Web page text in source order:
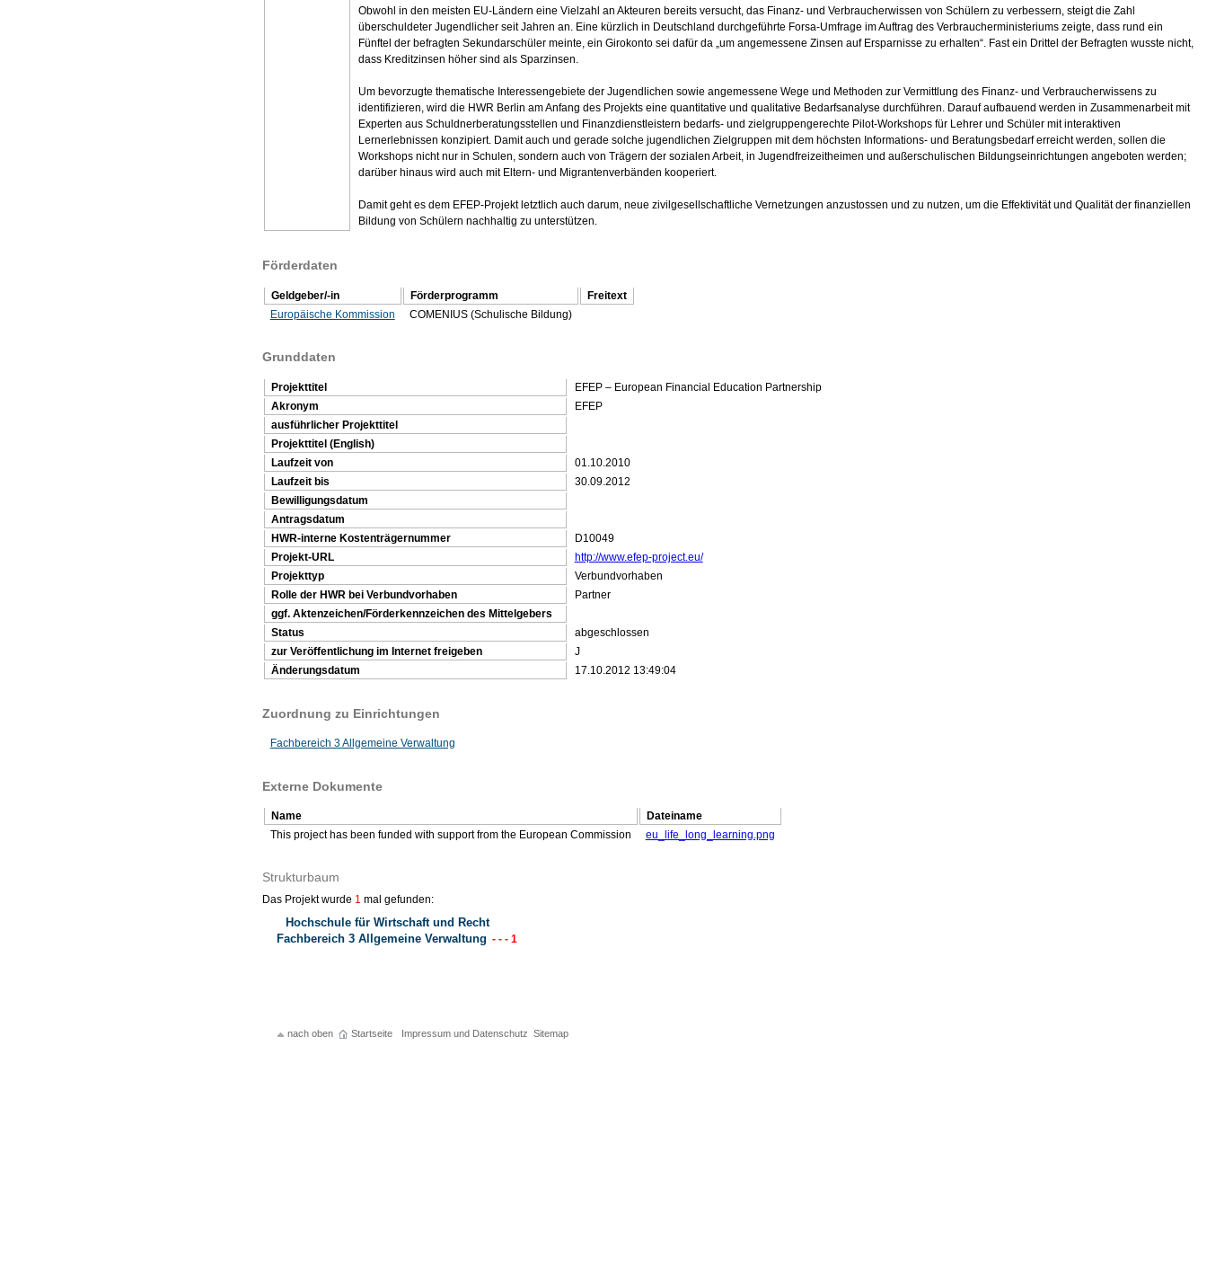
Obwohl in den meisten EU-Ländern eine Vielzahl an Akteuren bereits versucht, das Finanz- und Verbraucherwissen von Schülern zu verbessern, steigt die Zahl
überschuldeter Jugendlicher seit Jahren an. Eine kürzlich in Deutschland durchgeführte Forsa-Umfrage im Auftrag des Verbraucherministeriums zeigte, dass rund ein
Fünftel der befragten Sekundarschüler meinte, ein Girokonto sei dafür da „um angemessene Zinsen auf Ersparnisse zu erhalten“. Fast ein Drittel der Befragten wusste nicht,
dass Kreditzinsen höher sind als Sparzinsen.
Um bevorzugte thematische Interessengebiete der Jugendlichen sowie angemessene Wege und Methoden zur Vermittlung des Finanz- und Verbraucherwissens zu
identifizieren, wird die HWR Berlin am Anfang des Projekts eine quantitative und qualitative Bedarfsanalyse durchführen. Darauf aufbauend werden in Zusammenarbeit mit
Experten aus Schuldnerberatungsstellen und Finanzdienstleistern bedarfs- und zielgruppengerechte Pilot-Workshops für Lehrer und Schüler mit interaktiven
Lernerlebnissen konzipiert. Damit auch und gerade solche jugendlichen Zielgruppen mit dem höchsten Informations- und Beratungsbedarf erreicht werden, sollen die
Workshops nicht nur in Schulen, sondern auch von Trägern der sozialen Arbeit, in Jugendfreizeitheimen und außerschulischen Bildungseinrichtungen angeboten werden;
darüber hinaus wird auch mit Eltern- und Migrantenverbänden kooperiert.
Damit geht es dem EFEP-Projekt letztlich auch darum, neue zivilgesellschaftliche Vernetzungen anzustossen und zu nutzen, um die Effektivität und Qualität der finanziellen
Bildung von Schülern nachhaltig zu unterstützen.
Förderdaten
Geldgeber/-in Förderprogramm
Freitext
Europäische Kommission
COMENIUS (Schulische Bildung)
Grunddaten
Projekttitel
EFEP – European Financial Education Partnership
Akronym
EFEP
ausführlicher Projekttitel
Projekttitel (English)
Laufzeit von
01.10.2010
Laufzeit bis
30.09.2012
Bewilligungsdatum
Antragsdatum
HWR-interne Kostenträgernummer
D10049
Projekt-URL
http://www.efep-project.eu/
Projekttyp
Verbundvorhaben
Rolle der HWR bei Verbundvorhaben
Partner
ggf. Aktenzeichen/Förderkennzeichen des Mittelgebers
Status
abgeschlossen
zur Veröffentlichung im Internet freigeben
J
Änderungsdatum
17.10.2012 13:49:04
Zuordnung zu Einrichtungen
Fachbereich 3 Allgemeine Verwaltung
Externe Dokumente
Name
Dateiname
This project has been funded with support from the European Commission
eu_life_long_learning.png
Strukturbaum
Das Projekt wurde 1 mal gefunden:
Hochschule für Wirtschaft und Recht
Fachbereich 3 Allgemeine Verwaltung - - - 1
nach oben Startseite Impressum und Datenschutz Sitemap